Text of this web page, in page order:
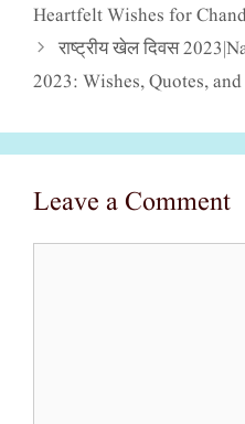
Heartfelt Wishes for
राष्ट्रीय खेल दिवस
2023: Wishes, Quotes,
Leave a Comment